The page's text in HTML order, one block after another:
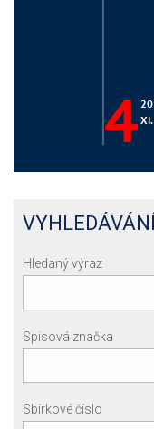
VYHLEDÁVÁNÍ
Hledaný výraz
Spisová značka
Sbírkové číslo